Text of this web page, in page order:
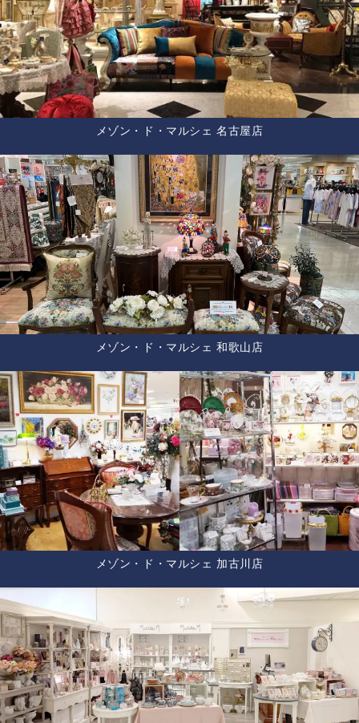
メゾン・ド・マルシェ 名古屋店
メゾン・ド・マルシェ 和歌山店
メゾン・ド・マルシェ 加古川店